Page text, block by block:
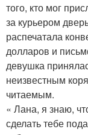
того, кто мог
за курьером
распечатала
долларов и
девушка
неизвестным
читаемым.
« Лана, я знаю,
сделать тебе